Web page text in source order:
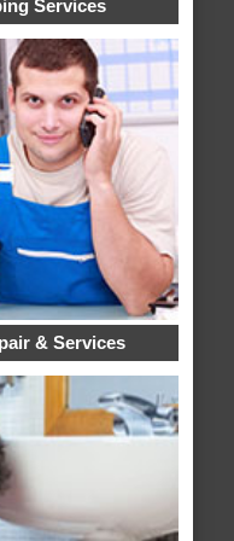
Services
& Services